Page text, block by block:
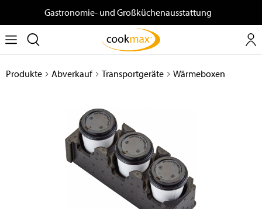
Gastronomie- und Großküchenausstattung
Produkte Abverkauf Transportgeräte Wärmeboxen